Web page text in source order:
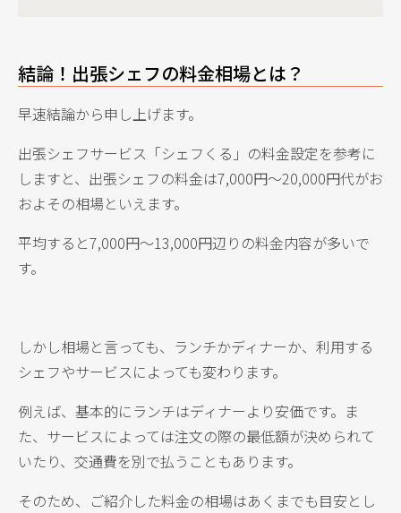
結論！出張シェフの料金相場とは？
早速結論から申し上げます。
出張シェフサービス「シェフくる」の料金設定を参考に
しますと、出張シェフの料金は7,000円〜20,000円代がお
およその相場といえます。
平均すると7,000円〜13,000円辺りの料金内容が多いで
す。
しかし相場と言っても、ランチかディナーか、利用する
シェフやサービスによっても変わります。
例えば、基本的にランチはディナーより安価です。ま
た、サービスによっては注文の際の最低額が決められて
いたり、交通費を別で払うこともあります。
そのため、ご紹介した料金の相場はあくまでも目安とし